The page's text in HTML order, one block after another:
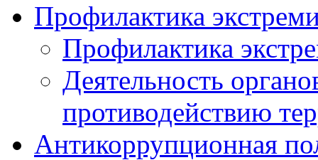
Профилактика
Профилактика
Деятельность
противодействию
Антикоррупционная